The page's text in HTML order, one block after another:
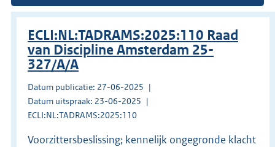
ECLI:NL:TADRAMS:2025:110 Raad
van Discipline Amsterdam 25-
327/A/A
Datum publicatie: 27-06-2025
Datum uitspraak: 23-06-2025
ECLI:NL:TADRAMS:2025:110
Voorzittersbeslissing; kennelijk ongegronde klacht